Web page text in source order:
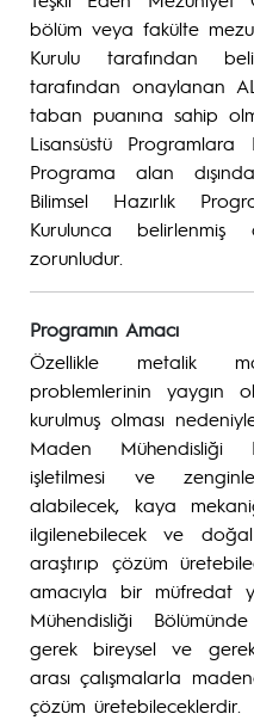
bölüm veya fakülte
Kurulu tarafından
tarafından onaylanan
taban puanına sahip
Lisansüstü
Programa alan
Bilimsel Hazırlık
Kurulunca belirlenmiş
zorunludur.
Programın Amacı
Özellikle metalik
problemlerinin yaygın
kurulmuş olması
Maden Mühendisliği
işletilmesi ve
alabilecek, kaya
ilgilenebilecek ve
araştırıp çözüm
amacıyla bir müfredat
Mühendisliği
gerek bireysel ve
arası çalışmalarla
çözüm üretebileceklerdir.